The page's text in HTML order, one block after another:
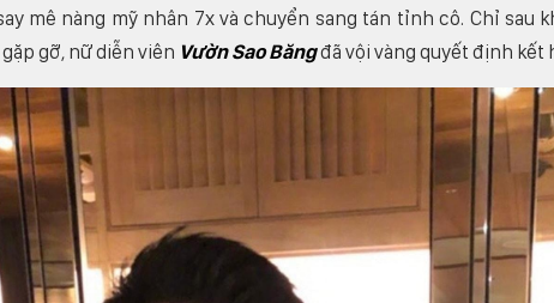
mê nàng mỹ nhân 7x và chuyển sang tán tỉnh cô. Chỉ sau
gỡ, nữ diễn viên Vườn Sao Băngđã vội vàng quyết định kết